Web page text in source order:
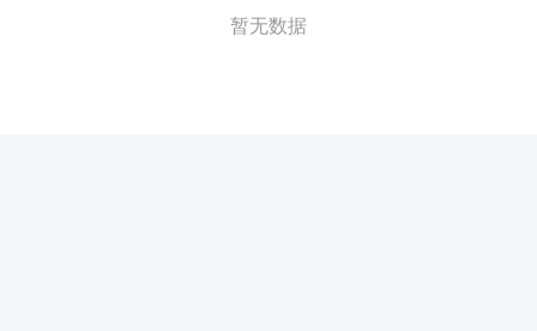
暂无数据